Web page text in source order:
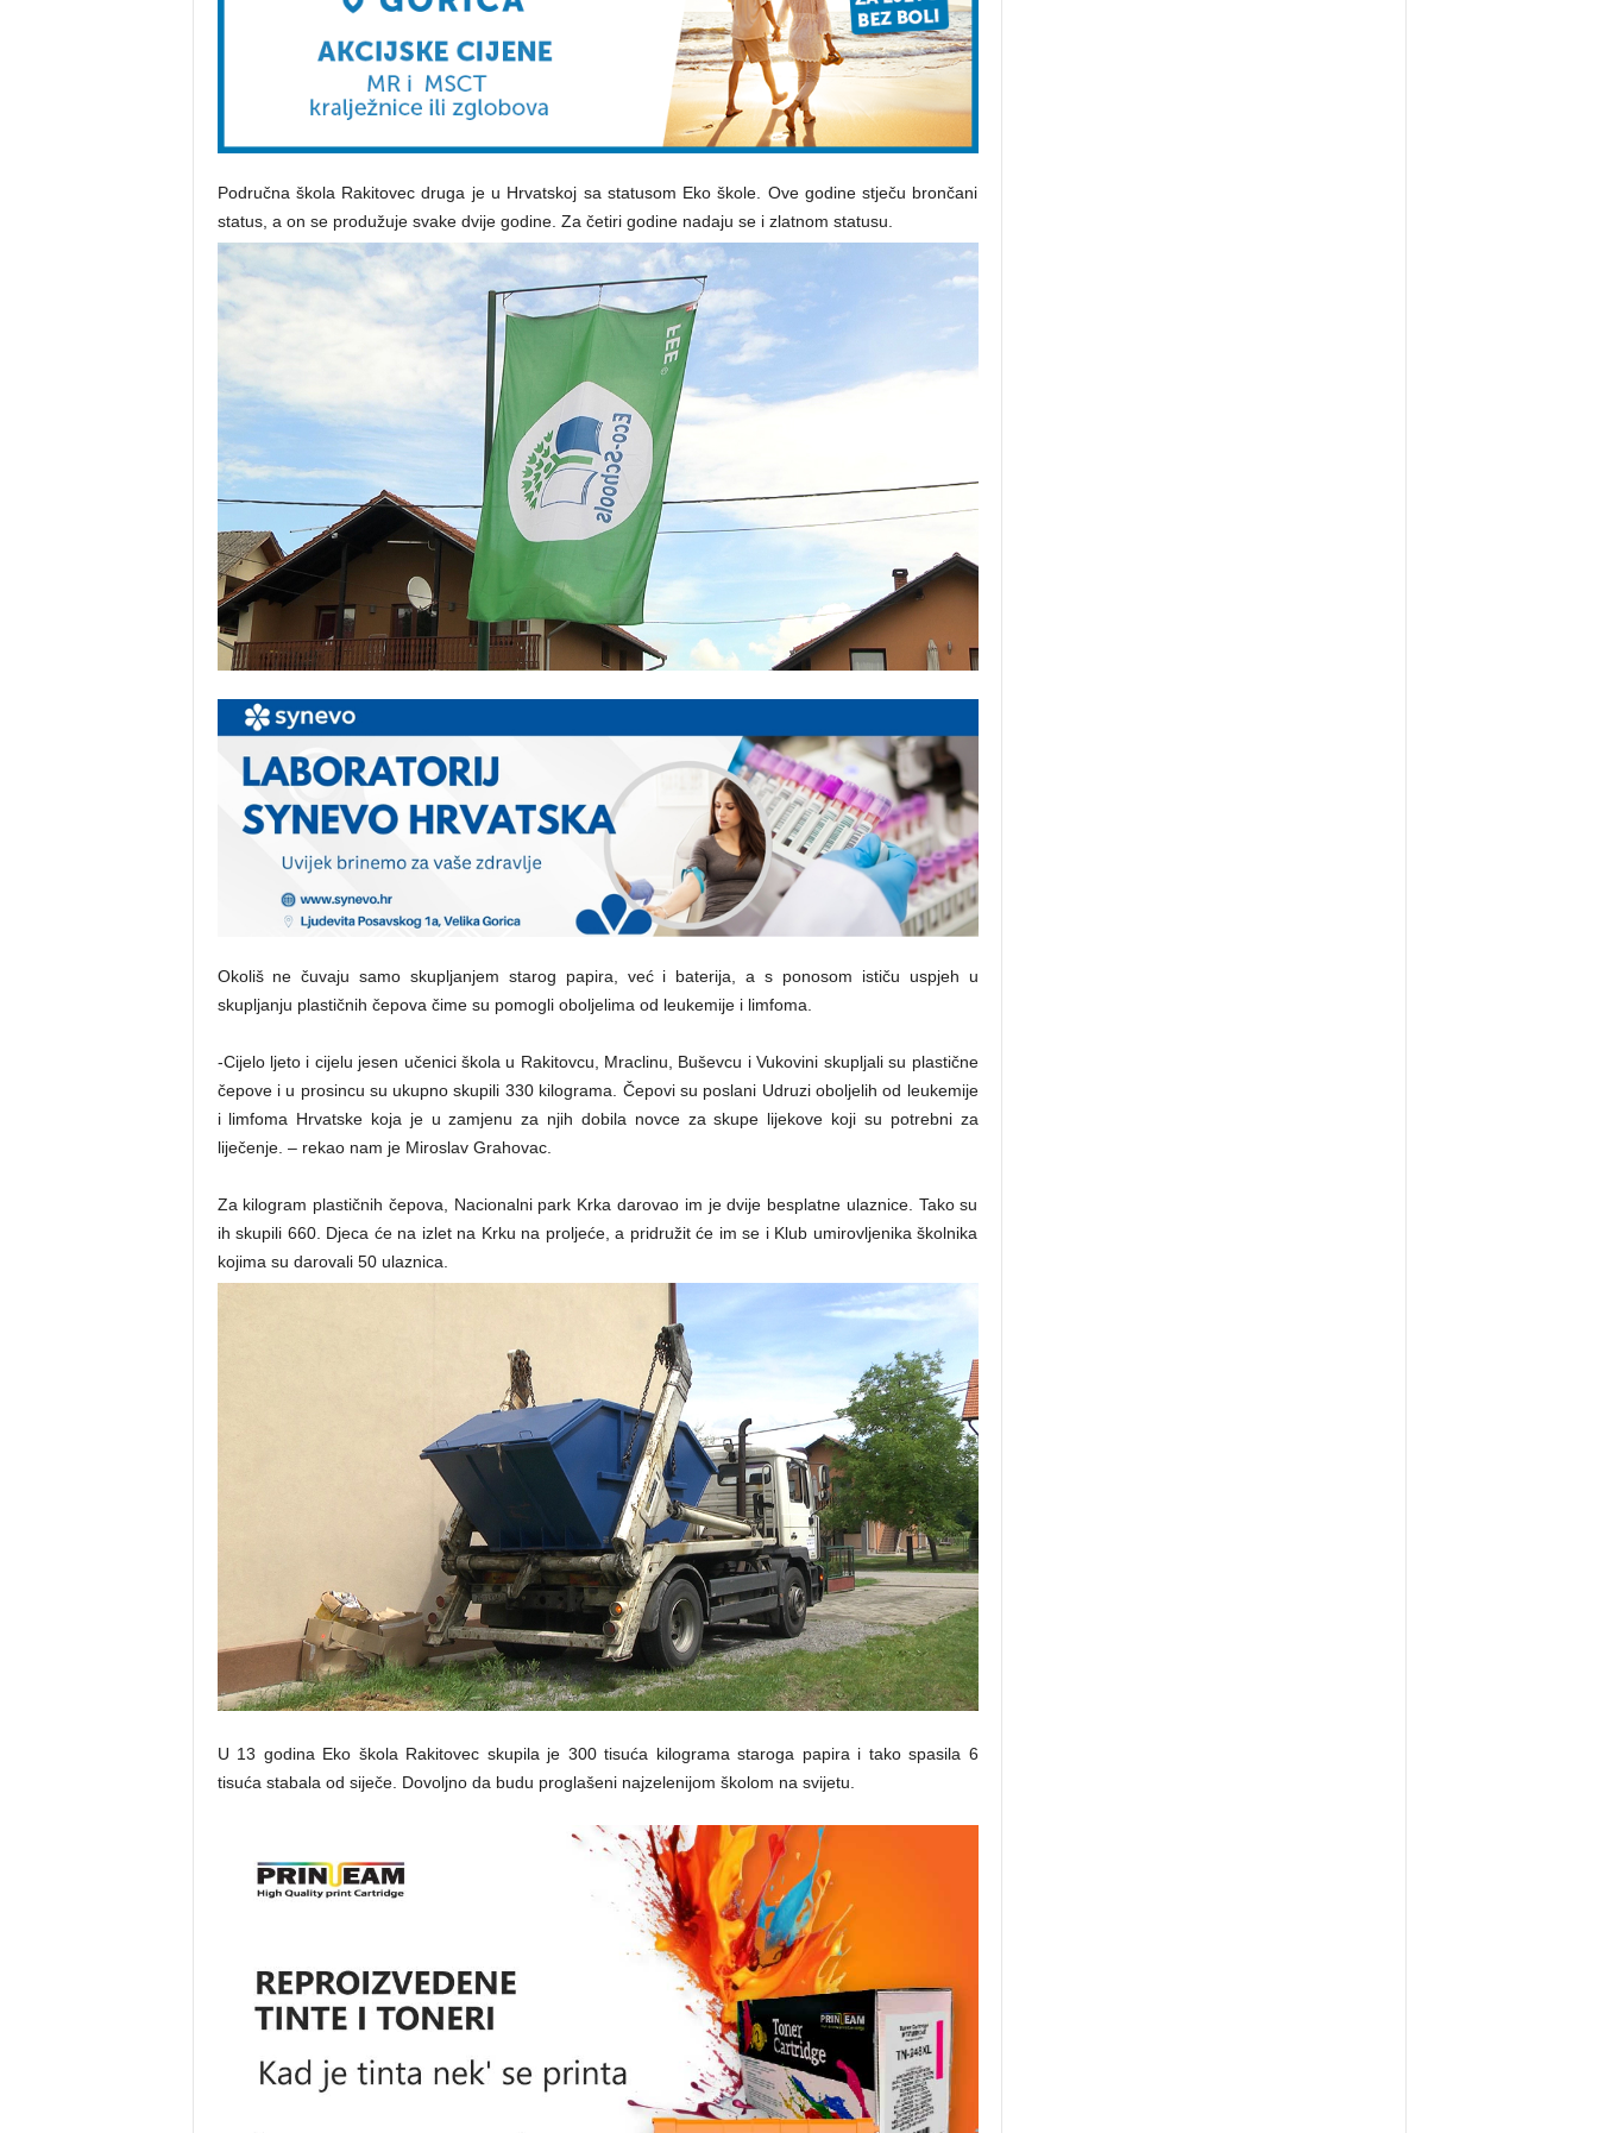
Područna škola Rakitovec druga je u Hrvatskoj sa statusom Eko škole. Ove godine stječu brončani
status, a on se produžuje svake dvije godine. Za četiri godine nadaju se i zlatnom statusu.
Okoliš ne čuvaju samo skupljanjem starog papira, već i baterija, a s ponosom ističu uspjeh u
skupljanju plastičnih čepova čime su pomogli oboljelima od leukemije i limfoma.
-Cijelo ljeto i cijelu jesen učenici škola u Rakitovcu, Mraclinu, Buševcu i Vukovini skupljali su plastične
čepove i u prosincu su ukupno skupili 330 kilograma. Čepovi su poslani Udruzi oboljelih od leukemije
i limfoma Hrvatske koja je u zamjenu za njih dobila novce za skupe lijekove koji su potrebni za
liječenje. – rekao nam je Miroslav Grahovac.
Za kilogram plastičnih čepova, Nacionalni park Krka darovao im je dvije besplatne ulaznice. Tako su
ih skupili 660. Djeca će na izlet na Krku na proljeće, a pridružit će im se i Klub umirovljenika školnika
kojima su darovali 50 ulaznica.
U 13 godina Eko škola Rakitovec skupila je 300 tisuća kilograma staroga papira i tako spasila 6
tisuća stabala od siječe. Dovoljno da budu proglašeni najzelenijom školom na svijetu.